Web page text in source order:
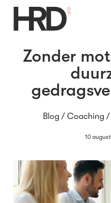
Zonder
Blog / Coaching /
10